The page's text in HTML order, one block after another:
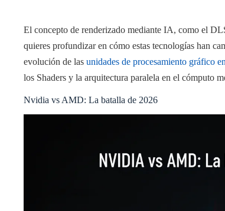
El concepto de renderizado mediante IA, como el
quieres profundizar en cómo estas tecnologías han
evolución de las unidades de procesamiento gráfico
los Shaders y la arquitectura paralela en el cómputo
Nvidia vs AMD: La batalla de 2026